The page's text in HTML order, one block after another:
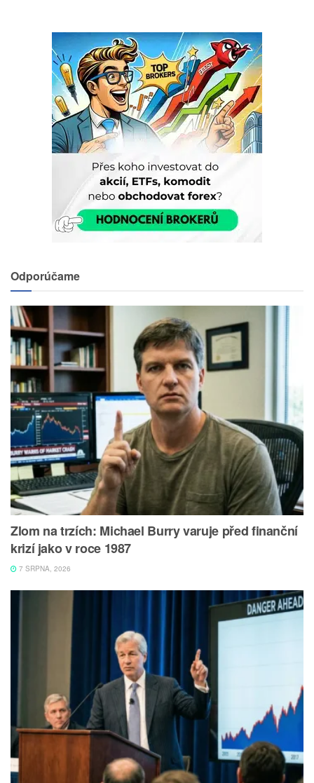
Odporúčame
Zlom na trzích: Michael Burry varuje před finanční
krizí jako v roce 1987
7 SRPNA, 2026